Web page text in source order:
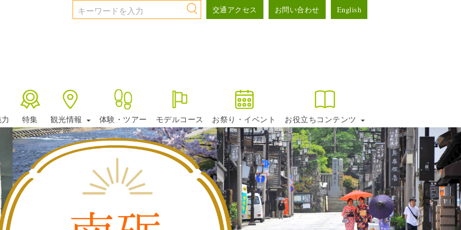
English
お問い合わせ
交通アクセス
特集 観光情報 体験・ツアー モデルコース お祭り・イベント お役立ちコンテンツ